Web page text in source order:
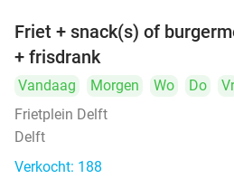
food
food
Friet + snack(s) of
+ frisdrank
Vandaag Morgen Wo Do Vr
Frietplein Delft
Delft
Verkocht: 188